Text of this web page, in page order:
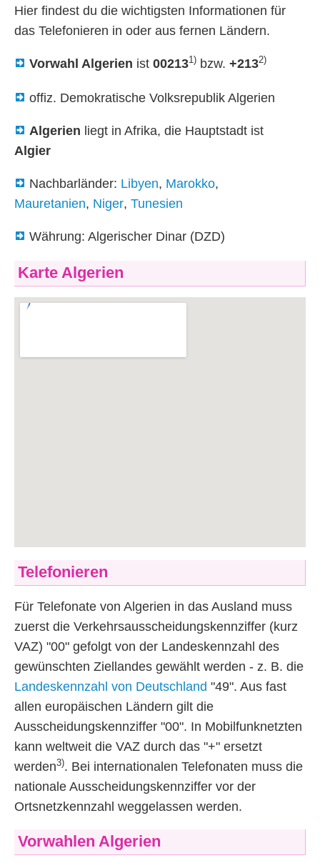
Hier findest du die wichtigsten Informationen für
das Telefonieren in oder aus fernen Ländern.
Vorwahl Algerien ist 002131) bzw. +2132)
offiz. Demokratische Volksrepublik Algerien
Algerien liegt in Afrika, die Hauptstadt ist
Algier
Nachbarländer: Libyen, Marokko,
Mauretanien, Niger, Tunesien
Währung: Algerischer Dinar (DZD)
Karte Algerien
Telefonieren
Für Telefonate von Algerien in das Ausland muss
zuerst die Verkehrsausscheidungskennziffer (kurz
VAZ) "00" gefolgt von der Landeskennzahl des
gewünschten Ziellandes gewählt werden - z. B. die
Landeskennzahl von Deutschland "49". Aus fast
allen europäischen Ländern gilt die
Ausscheidungskennziffer "00". In Mobilfunknetzten
kann weltweit die VAZ durch das "+" ersetzt
werden3). Bei internationalen Telefonaten muss die
nationale Ausscheidungskennziffer vor der
Ortsnetzkennzahl weggelassen werden.
Vorwahlen Algerien